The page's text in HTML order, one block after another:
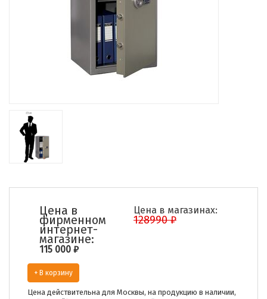
Цена в
фирменном
интернет-
магазине:
115 000 ₽
Цена в магазинах:
128990 ₽
+ В корзину
Цена действительна для Москвы, на продукцию в наличии,